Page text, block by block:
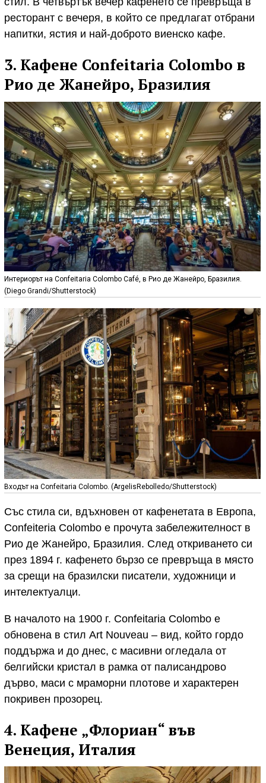
ресторант с вечеря, в който се предлагат отбрани
напитки, ястия и най-доброто виенско кафе.
3. Кафене Confeitaria Colombo в
Рио де Жанейро, Бразилия
Интериорът на Confeitaria Colombo Café, в Рио де Жанейро, Бразилия.
(Diego Grandi/Shutterstock)
Входът на Confeitaria Colombo. (ArgelisRebolledo/Shutterstock)
Със стила си, вдъхновен от кафенетата в Европа,
Confeiteria Colombo е прочута забележителност в
Рио де Жанейро, Бразилия. След откриването си
през 1894 г. кафенето бързо се превръща в място
за срещи на бразилски писатели, художници и
интелектуалци.
В началото на 1900 г. Confeitaria Colombo е
обновена в стил Art Nouveau – вид, който гордо
поддържа и до днес, с масивни огледала от
белгийски кристал в рамка от палисандрово
дърво, маси с мраморни плотове и характерен
покривен прозорец.
4. Кафене „Флориан“ във
Венеция, Италия